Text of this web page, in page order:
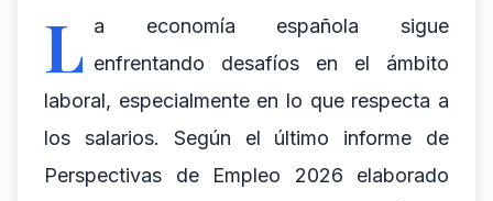
L a economía española sigue
enfrentando desafíos en el ámbito
laboral, especialmente en lo que respecta a
los salarios. Según el último informe de
Perspectivas de Empleo 2026 elaborado